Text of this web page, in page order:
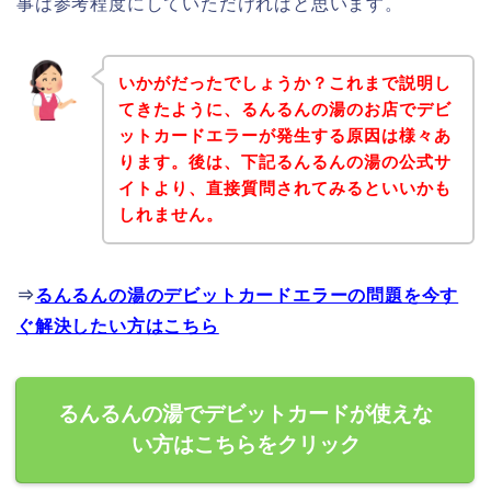
いかがだったでしょうか？これまで説明し
てきたように、るんるんの湯のお店でデビ
ットカードエラーが発生する原因は様々あ
ります。後は、下記るんるんの湯の公式サ
イトより、直接質問されてみるといいかも
しれません。
⇒るんるんの湯のデビットカードエラーの問題を今す
ぐ解決したい方はこちら
るんるんの湯でデビットカードが使えな
い方はこちらをクリック